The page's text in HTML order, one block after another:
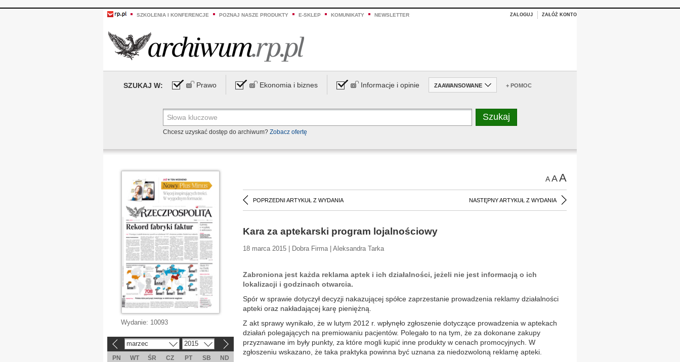
SZKOLENIA I KONFERENCJE POZNAJ NASZE PRODUKTY E-SKLEP KOMUNIKATY NEWSLETTER ZALOGUJ ZAŁÓŻ KONTO
SZUKAJ W: Prawo Ekonomia i biznes Informacje i opinie ZAAWANSOWANE + POMOC
Chcesz uzyskać dostęp do archiwum? Zobacz ofertę
AAA
POPRZEDNI ARTYKUŁ Z WYDANIA NASTĘPNY ARTYKUŁ Z WYDANIA
Kara za aptekarski program lojalnościowy
18 marca 2015 | Dobra Firma | Aleksandra Tarka
Zabroniona jest każda reklama aptek i ich działalności, jeżeli nie jest informacją o ich
lokalizacji i godzinach otwarcia.
Spór w sprawie dotyczył decyzji nakazującej spółce zaprzestanie prowadzenia reklamy działalności
apteki oraz nakładającej karę pieniężną.
Z akt sprawy wynikało, że w lutym 2012 r. wpłynęło zgłoszenie dotyczące prowadzenia w aptekach
działań polegających na premiowaniu pacjentów. Polegało to na tym, że za dokonane zakupy
przyznawane im były punkty, za które mogli kupić inne produkty w cenach promocyjnych. W
zgłoszeniu wskazano, że taka praktyka powinna być uznana za niedozwoloną reklamę apteki.
Wydanie: 10093
marzec 2015
PN WT ŚR CZ PT SB
ND